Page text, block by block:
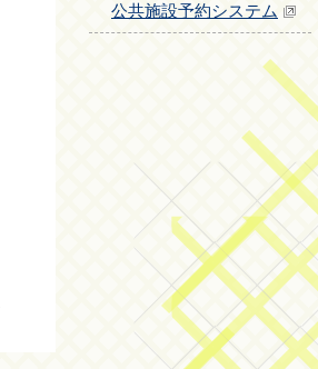
公共施設予約システム